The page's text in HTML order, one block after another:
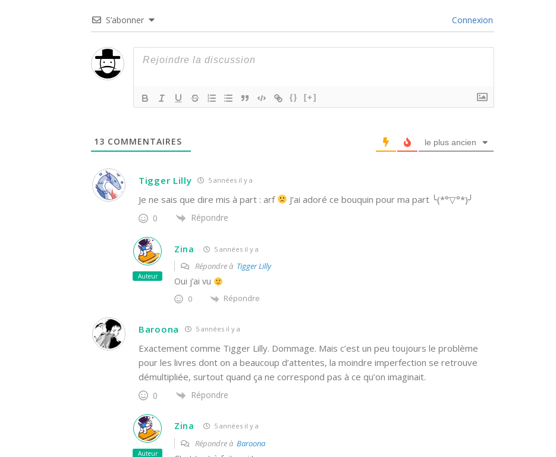
S’abonner Connexion
{} [+]
13 COMMENTAIRES le plus ancien
Tigger Lilly 5 années il y a
Je ne sais que dire mis à part : arf J’ai adoré ce bouquin pour ma part ╰(*°▽°*)╯
0 Répondre
Auteur
Zina 5 années il y a
Répondre à Tigger Lilly
Oui j’ai vu
0 Répondre
Baroona 5 années il y a
Exactement comme Tigger Lilly. Dommage. Mais c’est un peu toujours le problème
pour les livres dont on a beaucoup d’attentes, la moindre imperfection se retrouve
démultipliée, surtout quand ça ne correspond pas à ce qu’on imaginait.
0 Répondre
Auteur
Zina 5 années il y a
Répondre à Baroona